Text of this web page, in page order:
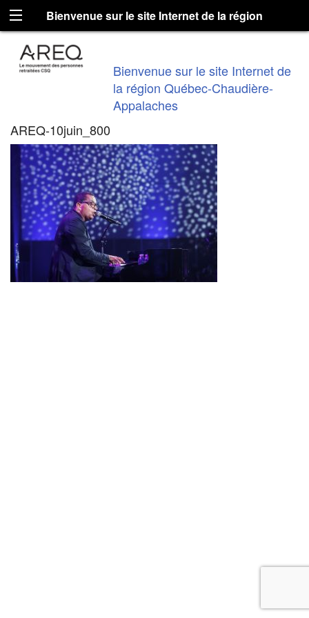
Bienvenue sur le site Internet de la région
Québec-Chaudière-Appalaches
Bienvenue sur le site Internet de
la région Québec-Chaudière-
Appalaches
AREQ-10juin_800